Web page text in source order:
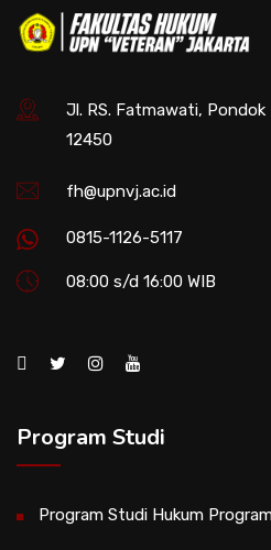
Jl. RS. Fatmawati,
12450
fh@upnvj.ac.id
0815-1126-5117
08:00 s/d 16:00 WIB
Program Studi
Program Studi Hukum